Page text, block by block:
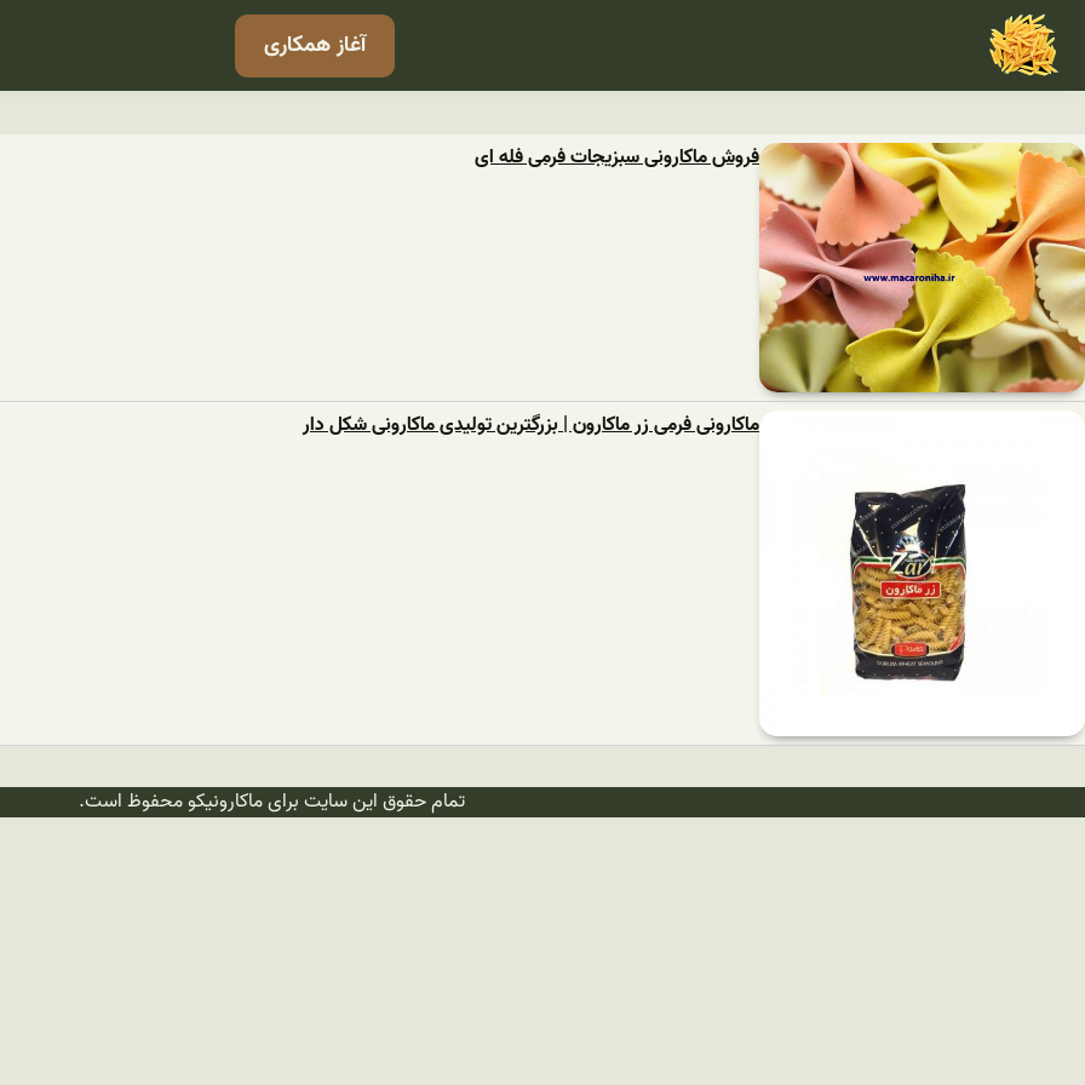
آغاز همکاری
فروش ماکارونی سبزیجات فرمی فله ای
ماکارونی فرمی زر ماکارون | بزرگترین تولیدی ماکارونی شکل دار
تمام حقوق این سایت برای ماکارونیکو محفوظ است.